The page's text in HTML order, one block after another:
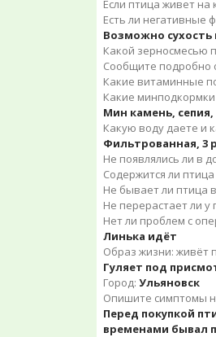
Если птица живет на
Есть ли негативные
Возможно сухость
Какой зерносмесью
Сообщите подробно
Какие витаминные
Какие
Мин камень,
Какую воду даете и
Фильтрованная, 3
Не появлялись ли в
Содержится ли
Не бывает ли птица
Не перерастает ли у
Нет ли проблем с
Линька идёт
Образ жизни: живёт
Гуляет под
Город: Ульяновск
Опишите симптомы
Перед покупкой
временами бывал